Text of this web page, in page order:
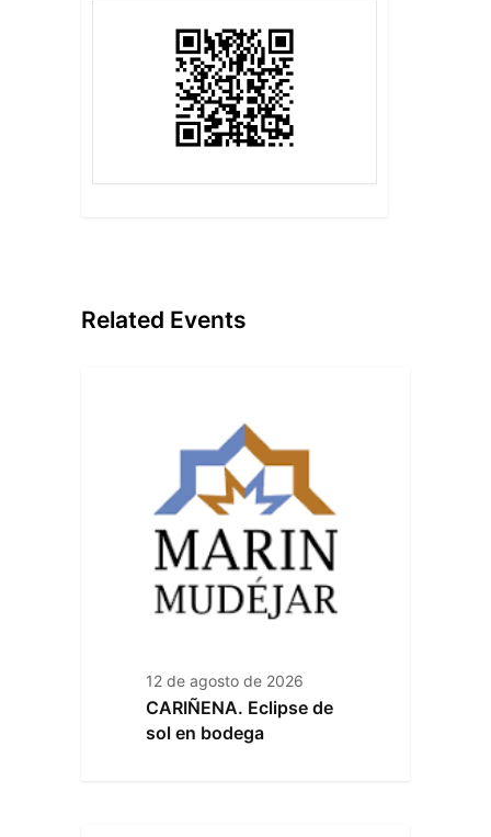
Related Events
12 de agosto de 2026
CARIÑENA. Eclipse de
sol en bodega